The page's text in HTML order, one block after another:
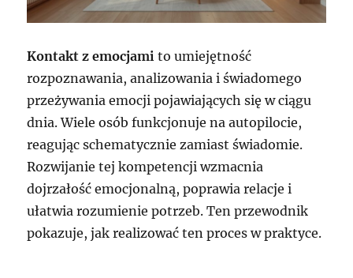
Kontakt z emocjami to umiejętność
rozpoznawania, analizowania i świadomego
przeżywania emocji pojawiających się w ciągu
dnia. Wiele osób funkcjonuje na autopilocie,
reagując schematycznie zamiast świadomie.
Rozwijanie tej kompetencji wzmacnia
dojrzałość emocjonalną, poprawia relacje i
ułatwia rozumienie potrzeb. Ten przewodnik
pokazuje, jak realizować ten proces w praktyce.